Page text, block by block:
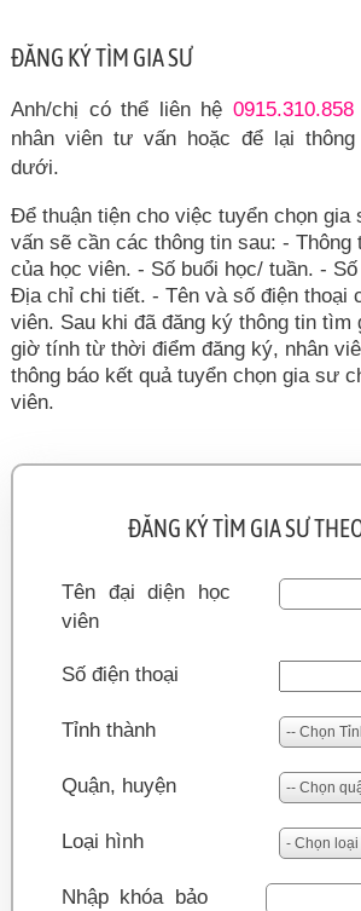
ĐĂNG KÝ TÌM GIA SƯ
Anh/chị có thể liên hệ 0915.310.858
nhân viên tư vấn hoặc để lại
dưới.
Để thuận tiện cho việc tuyển chọn gia
vấn sẽ cần các thông tin sau: - Thông
của học viên. - Số buổi học/ tuần. -
Địa chỉ chi tiết. - Tên và số điện thoại
viên. Sau khi đã đăng ký thông tin tìm
giờ tính từ thời điểm đăng ký, nhân
thông báo kết quả tuyển chọn gia sư
viên.
ĐĂNG KÝ TÌM GIA SƯ
Tên đại diện học
viên
Số điện thoại
Tỉnh thành
Quận, huyện
Loại hình
Nhập khóa bảo